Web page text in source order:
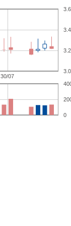
30/07
3.0
3.2
3.4
3.6
0